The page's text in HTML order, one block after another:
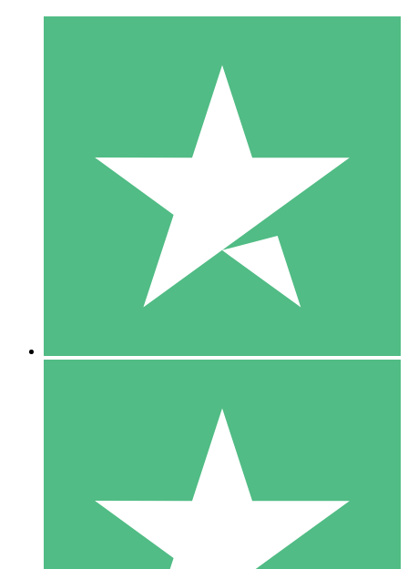
Packs de Crédits Individuels
Payez à l'utilisation avec des crédits de téléchargement. Sans
1 Téléchargement
10 00
10 Téléchargements
20 00